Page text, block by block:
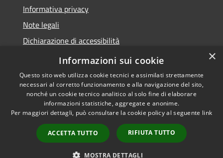
Informativa privacy
Note legali
Dichiarazione di accessibilità
Informativa Privacy Videosorveglianza
Accessibilità
Copyright © 2026 • Comune di
Valderice • Powered by
Municipium•
Accesso
redazione
×
Informazioni sui cookie
Questo sito web utilizza cookie tecnici e assimilati strettamente
necessari al corretto funzionamento e alla navigazione del sito,
nonché un cookie tecnico analitico al solo fine di elaborare
informazioni statistiche, aggregate e anonime.
Per maggiori dettagli, può consultare la cookie policy al seguente link
ACCETTA TUTTO RIFIUTA TUTTO
MOSTRA DETTAGLI